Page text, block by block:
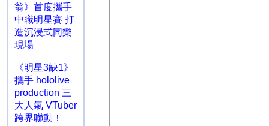
翁》首度攜手
中職明星賽 打
造沉浸式同樂
現場
《明星3缺1》
攜手 hololive
production 三
大人氣 VTuber
跨界聯動！